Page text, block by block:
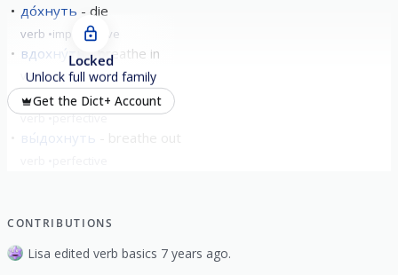
до́хнуть die
verb imperfective
вдохну́ть breathe in
verb perfective
вздохну́ть to sigh
verb perfective
вы́дохнуть
Locked
Unlock full word family
Get the Dict+ Account
CONTRIBUTIONS
Lisa edited verb basics 7 years ago.